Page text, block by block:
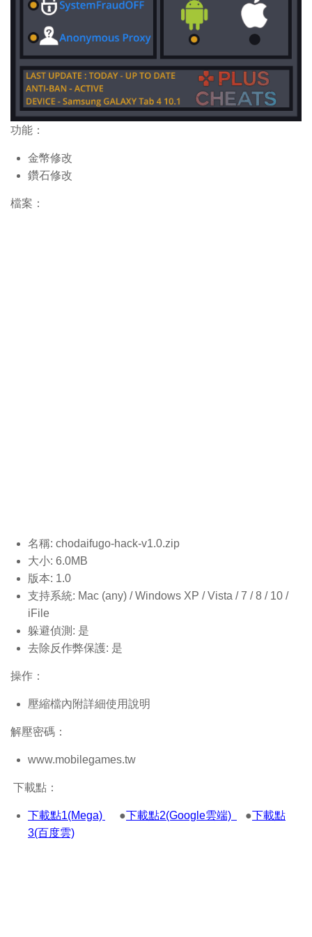
功能：
金幣修改
鑽石修改
檔案：
名稱: chodaifugo-hack-v1.0.zip
大小: 6.0MB
版本: 1.0
支持系統: Mac (any) / Windows XP / Vista / 7 / 8 / 10 /
iFile
躲避偵測: 是
去除反作弊保護: 是
操作：
壓縮檔內附詳細使用說明
解壓密碼：
www.mobilegames.tw
下載點：
下載點1(Mega) ●下載點2(Google雲端) ●下載點
3(百度雲)